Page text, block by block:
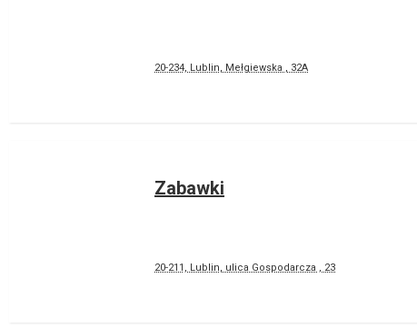
20-234, Lublin, Mełgiewska , 32A
Zabawki
20-211, Lublin, ulica Gospodarcza , 23